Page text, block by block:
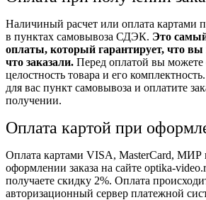
Наличиный расчет или оплата картами
в пунктах самовывоза СДЭК. Это
оплаты, который гарантирует, что вы
что заказали. Перед оплатой вы можете
целостность товара и его
для вас пункт самовывоза и оплатите
получении.
Оплата картой при
Оплата картами VISA, MasterCard, МИР
оформлении заказа на сайте optika-
получаете скидку 2%. Оплата
авторизационный сервер платежной